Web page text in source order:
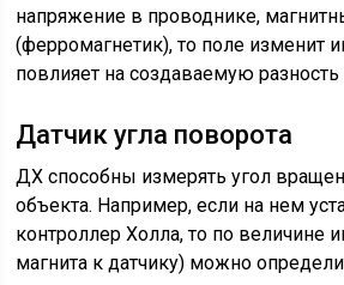
напряжение в проводнике,
(ферромагнетик), то поле изменит
повлияет на создаваемую разность
Датчик угла поворота
ДХ способны измерять угол
объекта. Например, если на нем
контроллер Холла, то по величине
магнита к датчику) можно